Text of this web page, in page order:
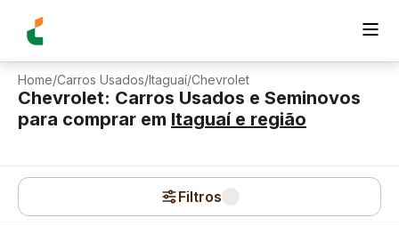
Home/Carros Usados/Itaguaí/Chevrolet
Chevrolet: Carros Usados e Seminovos
para comprar em Itaguaíe região
Filtros